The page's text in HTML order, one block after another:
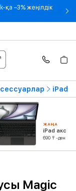
қа –3% жеңілдік
билетті
iPad
ЖАҢА
iPad
690 ₸ -ден
Magic